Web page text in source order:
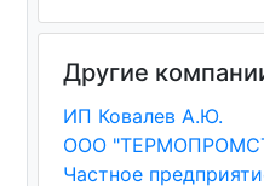
Другие
ИП Ковалев А.Ю.
ООО